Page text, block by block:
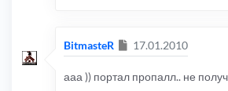
BitmasteR Сообщение
17.01.2010
ааа )) портал пропалл.. не